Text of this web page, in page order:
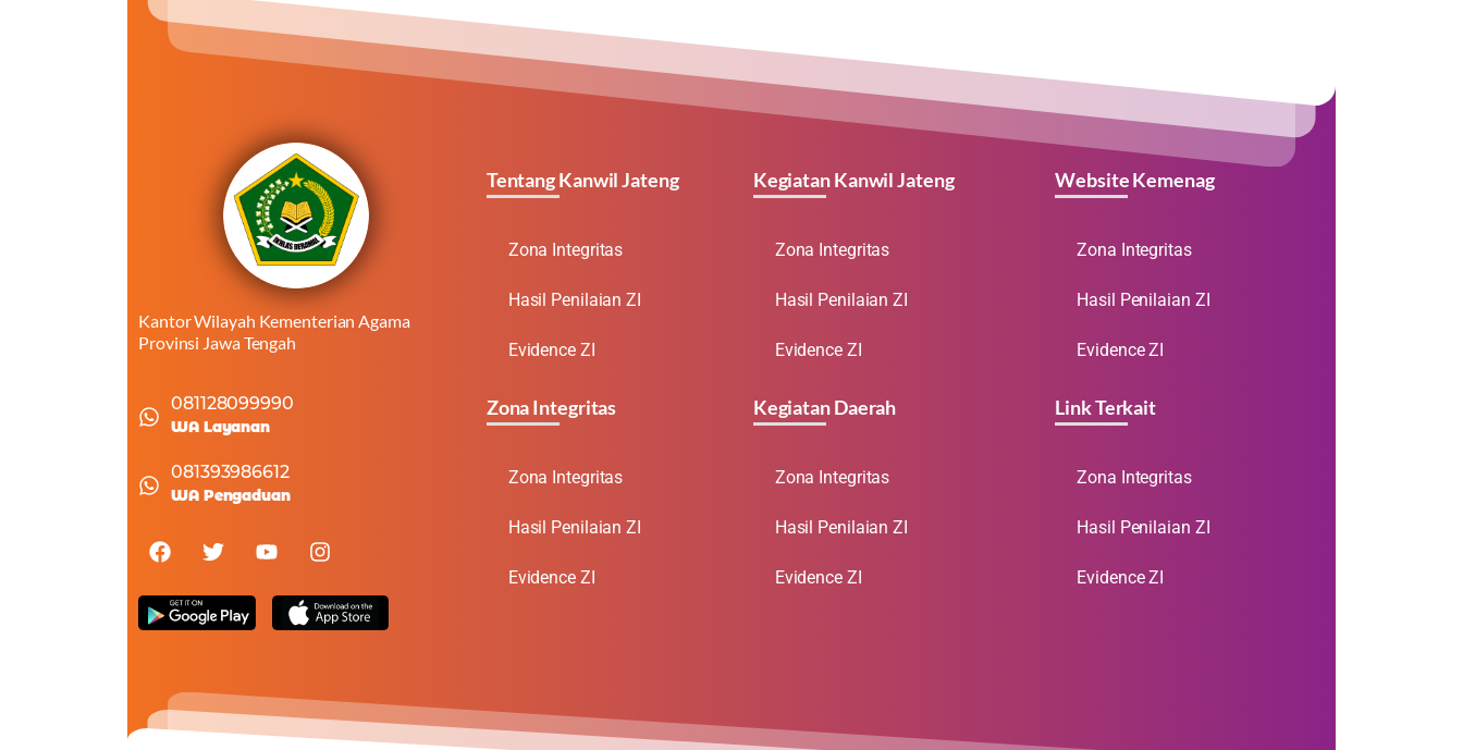
Kantor Wilayah Kementerian Agama
Provinsi Jawa Tengah
081128099990
WA Layanan
081393986612
WA Pengaduan
Tentang Kanwil Jateng
Zona Integritas
Hasil Penilaian ZI
Evidence ZI
Zona Integritas
Zona Integritas
Hasil Penilaian ZI
Evidence ZI
Kegiatan Kanwil Jateng
Zona Integritas
Hasil Penilaian ZI
Evidence ZI
Kegiatan Daerah
Zona Integritas
Hasil Penilaian ZI
Evidence ZI
Website Kemenag
Zona Integritas
Hasil Penilaian ZI
Evidence ZI
Link Terkait
Zona Integritas
Hasil Penilaian ZI
Evidence ZI